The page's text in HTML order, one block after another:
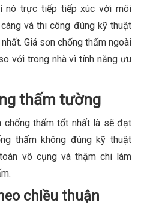
nó trực tiếp tiếp xúc với môi
và thi công đúng kỹ thuật
Giá sơn chống thấm ngoài
với trong nhà vì tính năng ưu
thấm tường
chống thấm tốt nhất là sẽ đạt
thấm không đúng kỹ thuật
vô cụng và thậm chi làm
chiều thuận